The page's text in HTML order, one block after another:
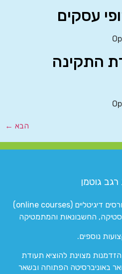
– הכרת התקינה
הבא ←
רגב גוטמן
המרכז המוביל והמקצועי לקורסים דיגיטליים (online courses)
החשבונאות והמתמטיקה
נוספים.
מצוינת להוציא תעודת
באוניברסיטה הפתוחה ובשאר